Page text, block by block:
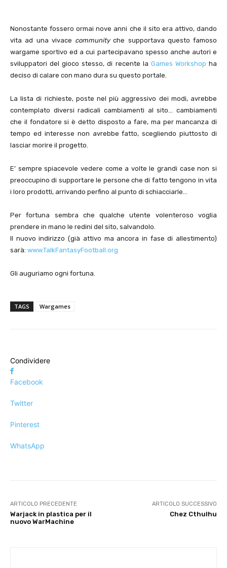
Nonostante fossero ormai nove anni che il sito era attivo, dando
vita ad una vivace communityche supportava questo famoso
wargame sportivo ed a cui partecipavano spesso anche autori e
sviluppatori del gioco stesso, di recente la Games Workshop ha
deciso di calare con mano dura su questo portale.
La lista di richieste, poste nel più aggressivo dei modi, avrebbe
contemplato diversi radicali cambiamenti al sito… cambiamenti
che il fondatore si è detto disposto a fare, ma per mancanza di
tempo ed interesse non avrebbe fatto, scegliendo piuttosto di
lasciar morire il progetto.
E’ sempre spiacevole vedere come a volte le grandi case non si
preoccupino di supportare le persone che di fatto tengono in vita
i loro prodotti, arrivando perfino al punto di schiacciarle…
Per fortuna sembra che qualche utente volenteroso voglia
prendere in mano le redini del sito, salvandolo.
Il nuovo indirizzo (già attivo ma ancora in fase di allestimento)
sarà: www.TalkFantasyFootball.org
Gli auguriamo ogni fortuna.
TAGS Wargames
Condividere
Facebook
Twitter
Pinterest
WhatsApp
ARTICOLO PRECEDENTE
Warjack in plastica per il
nuovo WarMachine
ARTICOLO SUCCESSIVO
Chez Cthulhu